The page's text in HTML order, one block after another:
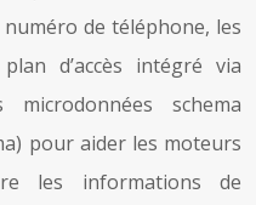
numéro de téléphone, les
d’accès intégré via
schema
pour aider les moteurs
les informations de